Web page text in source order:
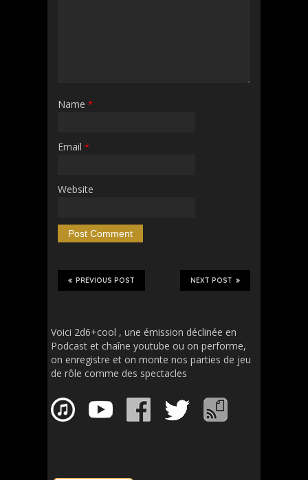
Name *
Email *
Website
NEXT POST
PREVIOUS POST
Voici 2d6+cool , une émission déclinée en
Podcast et chaîne youtube ou on performe,
on enregistre et on monte nos parties de jeu
de rôle comme des spectacles